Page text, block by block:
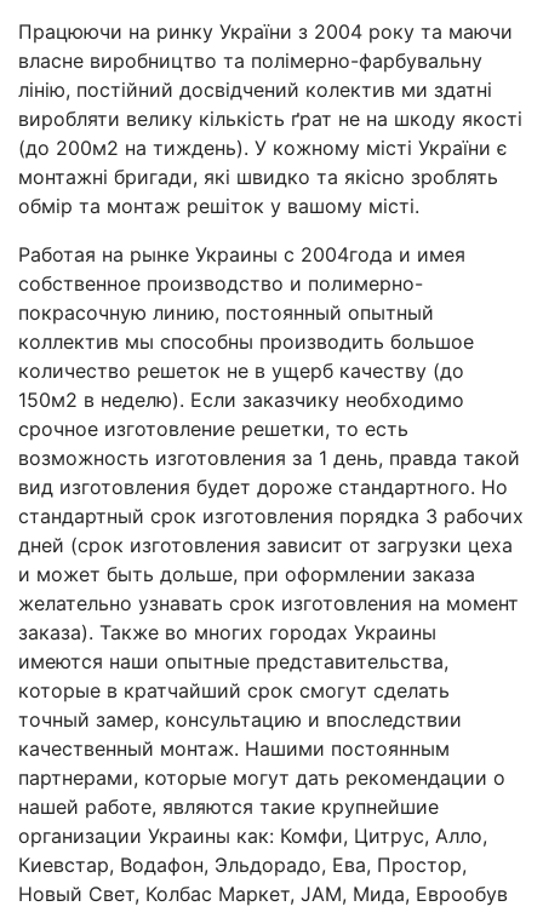
Працюючи на ринку України з 2004 року та маючи
власне виробництво та полімерно-фарбувальну
лінію, постійний досвідчений колектив ми здатні
виробляти велику кількість ґрат не на шкоду якості
(до 200м2 на тиждень). У кожному місті України є
монтажні бригади, які швидко та якісно зроблять
обмір та монтаж решіток у вашому місті.
Работая на рынке Украины с 2004года и имея
собственное производство и полимерно-
покрасочную линию, постоянный опытный
коллектив мы способны производить большое
количество решеток не в ущерб качеству (до
150м2 в неделю). Если заказчику необходимо
срочное изготовление решетки, то есть
возможность изготовления за 1 день, правда такой
вид изготовления будет дороже стандартного. Но
стандартный срок изготовления порядка 3 рабочих
дней (срок изготовления зависит от загрузки цеха
и может быть дольше, при оформлении заказа
желательно узнавать срок изготовления на момент
заказа). Также во многих городах Украины
имеются наши опытные представительства,
которые в кратчайший срок смогут сделать
точный замер, консультацию и впоследствии
качественный монтаж. Нашими постоянным
партнерами, которые могут дать рекомендации о
нашей работе, являются такие крупнейшие
организации Украины как: Комфи, Цитрус, Алло,
Киевстар, Водафон, Эльдорадо, Ева, Простор,
Новый Свет, Колбас Маркет, JAM, Мида, Еврообув